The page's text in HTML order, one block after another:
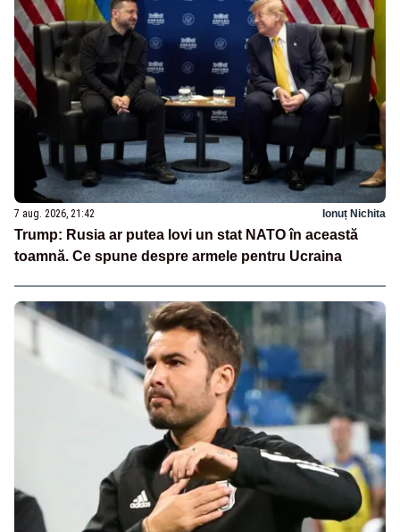
7 aug. 2026, 21:42 Ionuț Nichita
Trump: Rusia ar putea lovi un stat NATO în această
toamnă. Ce spune despre armele pentru Ucraina